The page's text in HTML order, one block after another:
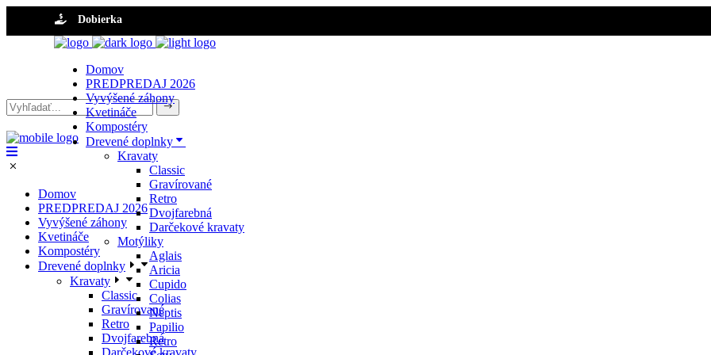
Dobierka
Domov
PREDPREDAJ 2026
Vyvýšené záhony
Kvetináče
Kompostéry
Drevené doplnky
Kravaty
Classic
Gravírované
Retro
Dvojfarebná
Darčekové kravaty
Motýliky
Aglais
Aricia
Cupido
Colias
Neptis
Papilio
Retro
Domov
PREDPREDAJ 2026
Vyvýšené záhony
Kvetináče
Kompostéry
Drevené doplnky
Kravaty
Classic
Gravírované
Retro
Dvojfarebná
Darčekové kravaty